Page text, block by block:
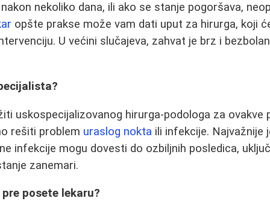
nekoliko dana, ili ako se stanje pogoršava,
opšte prakse može vam dati uput za hirurga, koji
U većini slučajeva, zahvat je brz i
uskospecijalizovanog hirurga-podologa za ovakve
rešiti problem uraslog nokta ili infekcije. Najvažnije
infekcije mogu dovesti do ozbiljnih posledica,
zanemari.
posete lekaru?